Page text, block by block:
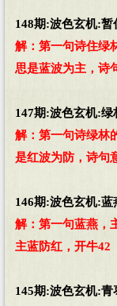
148期:波色玄机:
解：第一句诗住绿
思是蓝波为主，诗
147期:波色玄机:
解：第一句诗绿林
是红波为防，诗句
146期:波色玄机:
解：第一句蓝燕，
主蓝防红，开牛42
145期:波色玄机: